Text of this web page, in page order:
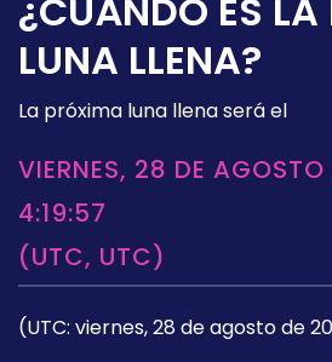
¿CUÁNDO ES
LUNA LLENA?
La próxima luna llena será el
VIERNES, 28 DE
4:19:57
(UTC, UTC)
(UTC: viernes, 28 de agosto de